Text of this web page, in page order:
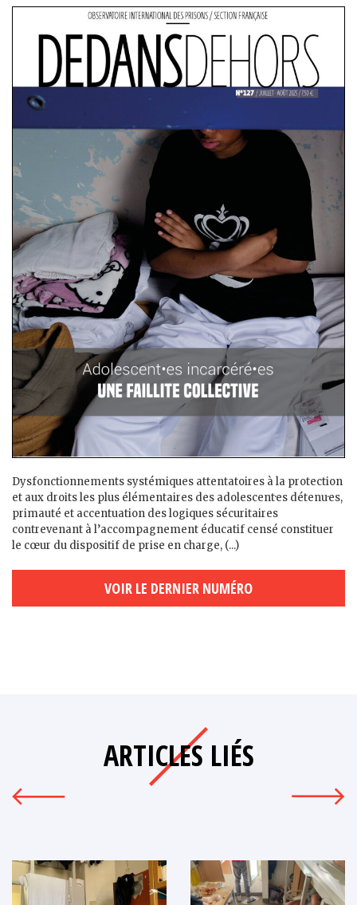
Dysfonctionnements systémiques attentatoires à la protection
et aux droits les plus élémentaires des adolescent·es détenu·es,
primauté et accentuation des logiques sécuritaires
contrevenant à l’accompagnement éducatif censé constituer
le cœur du dispositif de prise en charge, (...)
VOIR LE DERNIER NUMÉRO
ARTICLES LIÉS